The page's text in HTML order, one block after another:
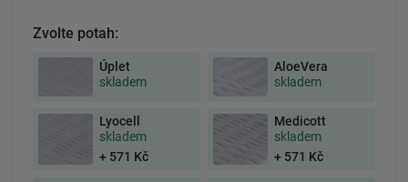
Zvolte potah:
Úplet
skladem
AloeVera
skladem
Lyocell
skladem
+ 571 Kč
Medicott
skladem
+ 571 Kč